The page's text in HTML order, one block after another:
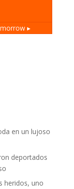
▸
en un lujoso
deportados
heridos, uno